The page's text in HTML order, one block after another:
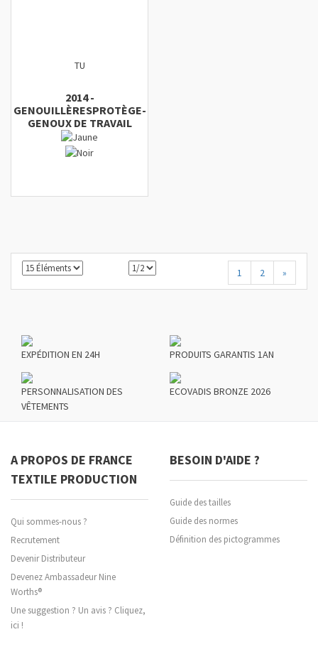
TU
2014-
GENOUILLÈRESPROTÈGE-
GENOUX DE TRAVAIL
1 2 »
EXPÉDITION EN 24H PRODUITS GARANTIS 1AN
PERSONNALISATION DES
VÊTEMENTS
ECOVADIS BRONZE 2026
A PROPOS DE FRANCE
TEXTILE PRODUCTION
Qui sommes-nous ?
Recrutement
Devenir Distributeur
Devenez Ambassadeur Nine
Worths®
Une suggestion ? Un avis ? Cliquez,
ici !
BESOIN D'AIDE ?
Guide des tailles
Guide des normes
Définition des pictogrammes